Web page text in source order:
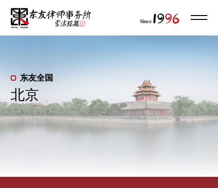
东友全国
北京